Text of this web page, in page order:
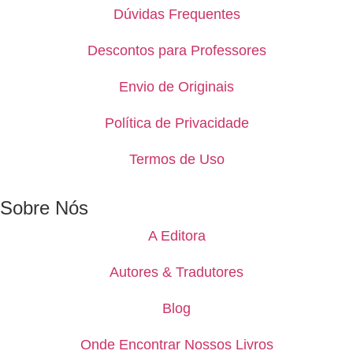
Dúvidas Frequentes
Descontos para Professores
Envio de Originais
Política de Privacidade
Termos de Uso
Sobre Nós
A Editora
Autores & Tradutores
Blog
Onde Encontrar Nossos Livros